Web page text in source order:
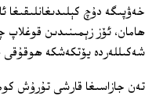
خەۋپىگە دۇچ كېلىدىغانلىقىغا
ھامان، ئۆز زېمىنىدىن
شەكىللەردە يۆتكەشكە
تەن جازاسىغا قارشى تۇرۇش